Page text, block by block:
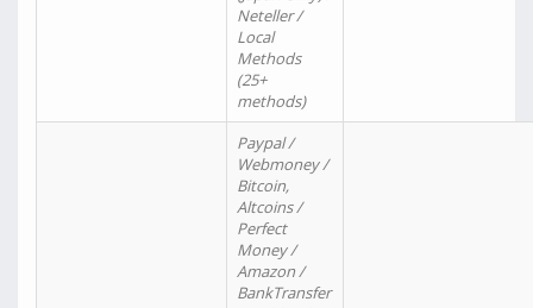
Neteller /
Local
Methods
(25+
methods)
Paypal /
Webmoney /
Bitcoin,
Altcoins /
Perfect
Money /
Amazon /
BankTransfer